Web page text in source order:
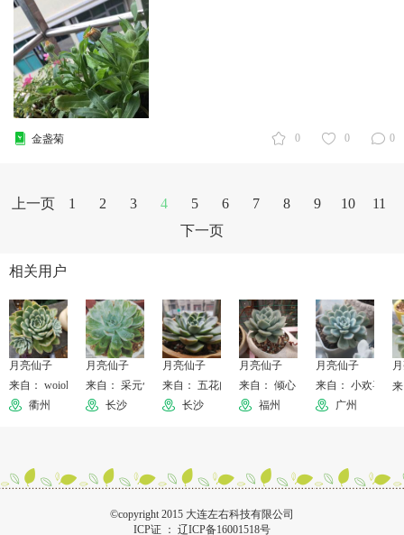
0 0 0
金盏菊
上一页 1 2 3 4 5 6 7 8 9 10
11
下一页
相关用户
月亮仙子
来自： woiolou
衢州
月亮仙子
来自： 采元气少女✨
长沙
月亮仙子
来自： 五花肉jia鱼
长沙
月亮仙子
来自： 倾心
福州
月亮仙子
来自： 小欢喜
广州
©copyright 2015 大连左右科技有限公司
ICP证 ： 辽ICP备16001518号